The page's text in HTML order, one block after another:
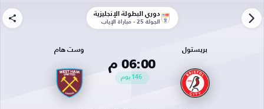
دوري البطولة الإنجليزية
الجولة 25 - مباراة الإياب
بريستول
06:00 م
146 يوم
وست هام